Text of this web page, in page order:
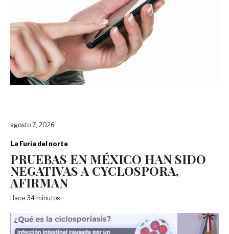
agosto 7, 2026
La Furia del norte
PRUEBAS EN MÉXICO HAN SIDO
NEGATIVAS A CYCLOSPORA,
AFIRMAN
Hace 34 minutos